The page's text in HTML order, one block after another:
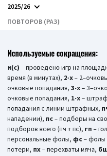
2025/26
ПОВТОРОВ (РАЗ)
Используемые сокращения:
и(c) – проведено игр на
время (в минутах), 2-х–
очковые попадания, 3-х–
очковые попадания, 1-x–
попадания с линии штрафных,
нападении), пс– подборы на
подборов всего (пч + пс), гп –
персональные фолы, фс– фолы
потери, пх– перехваты мяча,